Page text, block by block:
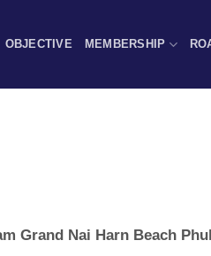
OBJECTIVE MEMBERSHIP
Grand Nai Harn Beach